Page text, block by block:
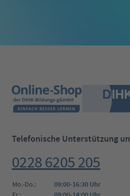
Telefonische Unterstützung
0228 6205 205
Mo.-Do.:
09:00-16:30 Uhr